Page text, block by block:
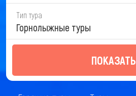
Тип тура
Горнолыжные туры
ПОКАЗАТЬ